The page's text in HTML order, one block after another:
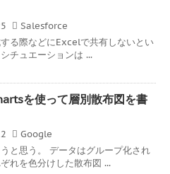
Salesforce
る際などにExcelで共有しないとい
チュエーションは ...
を使って層別散布図を書
Google
と思う。 データはグループ化され
れを色分けした散布図 ...